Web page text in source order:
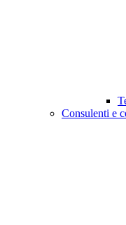
Consulenti e